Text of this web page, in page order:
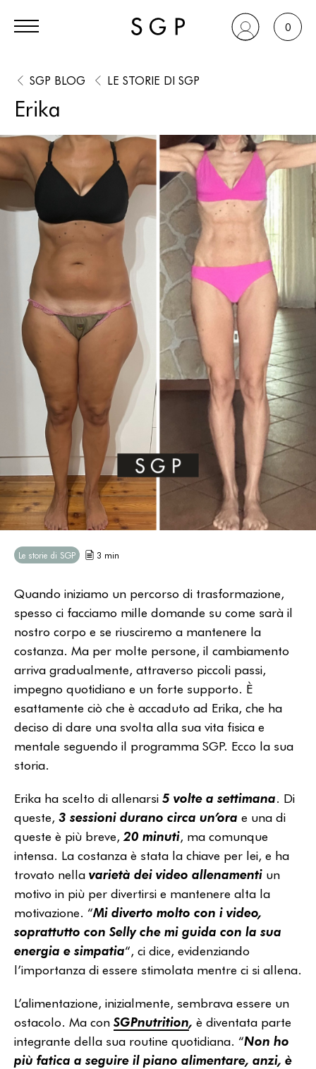
0
SGP BLOG LE STORIE DI SGP
Erika
Le storie di SGP 3 min
Quando iniziamo un percorso di trasformazione,
spesso ci facciamo mille domande su come sarà il
nostro corpo e se riusciremo a mantenere la
costanza. Ma per molte persone, il cambiamento
arriva gradualmente, attraverso piccoli passi,
impegno quotidiano e un forte supporto. È
esattamente ciò che è accaduto ad Erika, che ha
deciso di dare una svolta alla sua vita fisica e
mentale seguendo il programma SGP. Ecco la sua
storia.
Erika ha scelto di allenarsi 5 volte a settimana. Di
queste, 3 sessioni durano circa un’ora e una di
queste è più breve,20 minuti, ma comunque
intensa. La costanza è stata la chiave per lei, e ha
trovato nella varietà dei video allenamenti un
motivo in più per divertirsi e mantenere alta la
motivazione. “Mi diverto molto con i video,
soprattutto con Selly che mi guida con la sua
energia e simpatia“, ci dice, evidenziando
l’importanza di essere stimolata mentre ci si allena.
L’alimentazione, inizialmente, sembrava essere un
ostacolo. Ma con SGPnutrition, è diventata parte
integrante della sua routine quotidiana. “Non ho
più fatica a seguire il piano alimentare, anzi, è